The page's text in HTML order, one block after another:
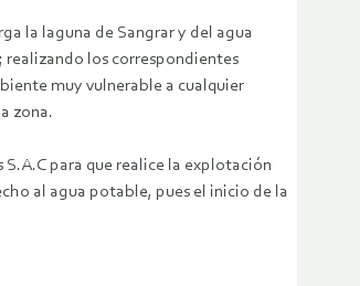
la laguna de Sangrar y del agua
realizando los correspondientes
muy vulnerable a cualquier
zona.
para que realice la explotación
al agua potable, pues el inicio de la